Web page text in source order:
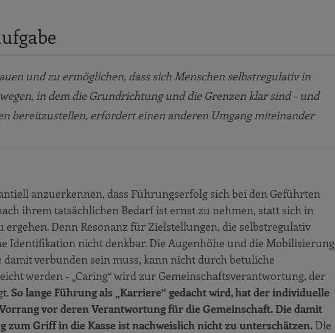
und zu ermöglichen, dass sich Menschen selbstregulativ in
in dem die Grundrichtung und die Grenzen klar sind – und
bereitzustellen, erfordert einen anderen Umgang miteinander
anzuerkennen, dass Führungserfolg sich bei den Geführten
ihrem tatsächlichen Bedarf ist ernst zu nehmen, statt sich in
ergehen. Denn Resonanz für Zielstellungen, die selbstregulativ
Identifikation nicht denkbar. Die Augenhöhe und die Mobilisierung
verbunden sein muss, kann nicht durch betuliche
werden - „Caring“ wird zur Gemeinschaftsverantwortung, der
So lange Führung als „Karriere“ gedacht wird, hat der individuelle
vor deren Verantwortung für die Gemeinschaft. Die damit
zum Griff in die Kasse ist nachweislich nicht zu unterschätzen. Die